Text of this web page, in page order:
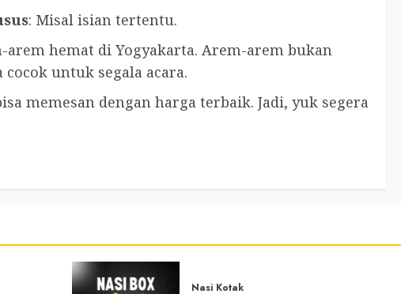
: Misal isian tertentu.
hemat di Yogyakarta. Arem-arem bukan
untuk segala acara.
memesan dengan harga terbaik. Jadi, yuk segera
Nasi Kotak